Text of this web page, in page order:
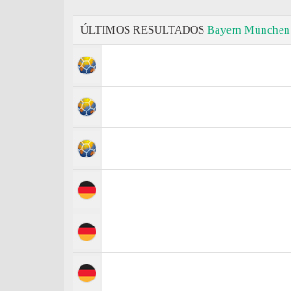
ÚLTIMOS RESULTADOS Bayern München